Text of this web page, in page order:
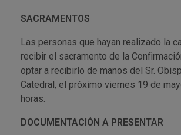
SACRAMENTOS
Las personas que hayan realizado la
recibir el sacramento de la
optar a recibirlo de manos del Sr.
Catedral, el próximo viernes 19 de
horas.
DOCUMENTACIÓN A PRESENTAR